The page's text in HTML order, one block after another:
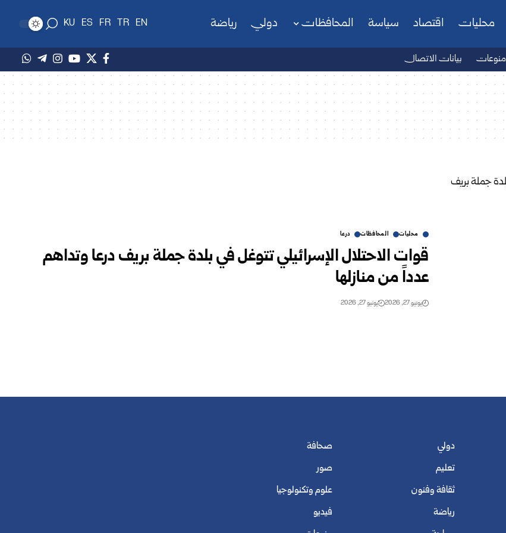
محليات اقتصاد سياسة المحافظات دولي رياضة EN
TR
FR
ES
KU
منوعات بيانات الاتصال
محليات المحافظات درعا
قوات الاحتلال الإسرائيلي تتوغل في بلدة جملة بريف درعا وتداهم
عدداً من منازلها
يونيو 27, 2026 يونيو 27, 2026
دولي
تعليم
ثقافة وفنون
رياضة
صحافة
صور
علوم وتكنولوجيا
فيديو